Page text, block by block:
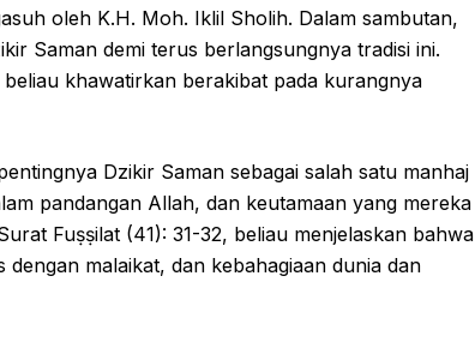
oleh K.H. Moh. Iklil Sholih. Dalam sambutan,
Saman demi terus berlangsungnya tradisi ini.
khawatirkan berakibat pada kurangnya
Dzikir Saman sebagai salah satu manhaj
pandangan Allah, dan keutamaan yang mereka
Fuṣṣilat (41): 31-32, beliau menjelaskan bahwa
malaikat, dan kebahagiaan dunia dan